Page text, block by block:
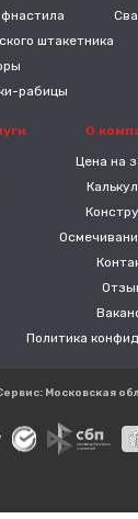
штакетника
рабицы
О
Цена на
Политика
Московская